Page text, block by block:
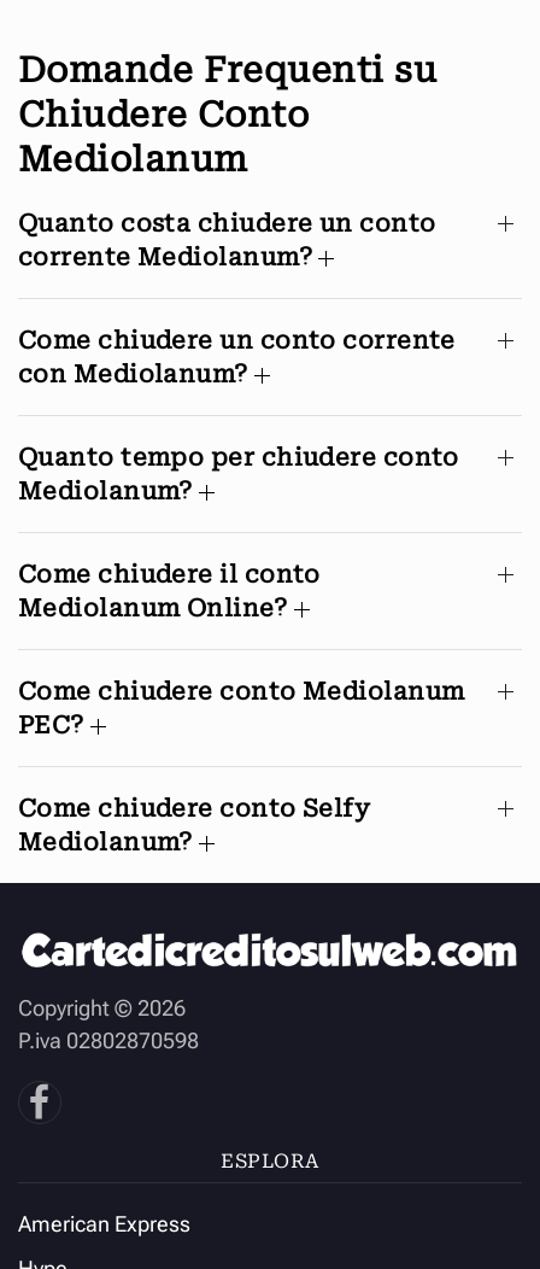
Domande Frequenti su
Chiudere Conto
Mediolanum
Quanto costa chiudere un conto
corrente Mediolanum?
Come chiudere un conto corrente
con Mediolanum?
Quanto tempo per chiudere conto
Mediolanum?
Come chiudere il conto
Mediolanum Online?
Come chiudere conto Mediolanum
PEC?
Come chiudere conto Selfy
Mediolanum?
Copyright © 2026
P.iva 02802870598
ESPLORA
American Express